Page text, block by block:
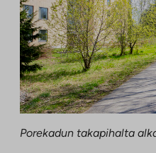
Porekadun takapihalta